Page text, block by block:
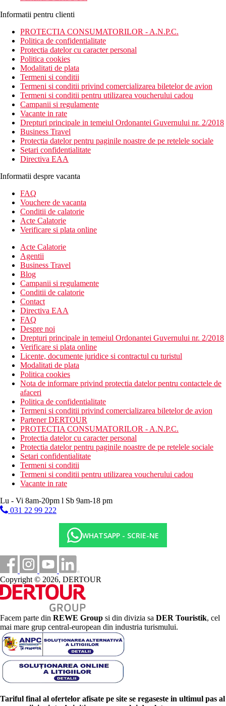
Informatii pentru clienti
PROTECTIA CONSUMATORILOR - A.N.P.C.
Politica de confidentialitate
Protectia datelor cu caracter personal
Politica cookies
Modalitati de plata
Termeni si conditii
Termeni si conditii privind comercializarea biletelor de avion
Termeni si conditii pentru utilizarea voucherului cadou
Campanii si regulamente
Vacante in rate
Drepturi principale in temeiul Ordonantei Guvernului nr. 2/2018
Business Travel
Protectia datelor pentru paginile noastre de pe retelele sociale
Setari confidentialitate
Directiva EAA
Informatii despre vacanta
FAQ
Vouchere de vacanta
Conditii de calatorie
Acte Calatorie
Verificare si plata online
Acte Calatorie
Agentii
Business Travel
Blog
Campanii si regulamente
Conditii de calatorie
Contact
Directiva EAA
FAQ
Despre noi
Drepturi principale in temeiul Ordonantei Guvernului nr. 2/2018
Verificare si plata online
Licente, documente juridice si contractul cu turistul
Modalitati de plata
Politica cookies
Nota de informare privind protectia datelor pentru contactele de
afaceri
Politica de confidentialitate
Termeni si conditii privind comercializarea biletelor de avion
Partener DERTOUR
PROTECTIA CONSUMATORILOR - A.N.P.C.
Protectia datelor cu caracter personal
Protectia datelor pentru paginile noastre de pe retelele sociale
Setari confidentialitate
Termeni si conditii
Termeni si conditii pentru utilizarea voucherului cadou
Vacante in rate
Lu - Vi 8am-20pm l Sb 9am-18 pm
031 22 99 222
WHATSAPP - SCRIE-NE
Copyright © 2026, DERTOUR
Facem parte din REWE Group si din divizia sa DER Touristik, cel
mai mare grup central-european din industria turismului.
Tariful final al ofertelor afisate pe site se regaseste in ultimul pas al